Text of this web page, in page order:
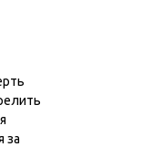
за